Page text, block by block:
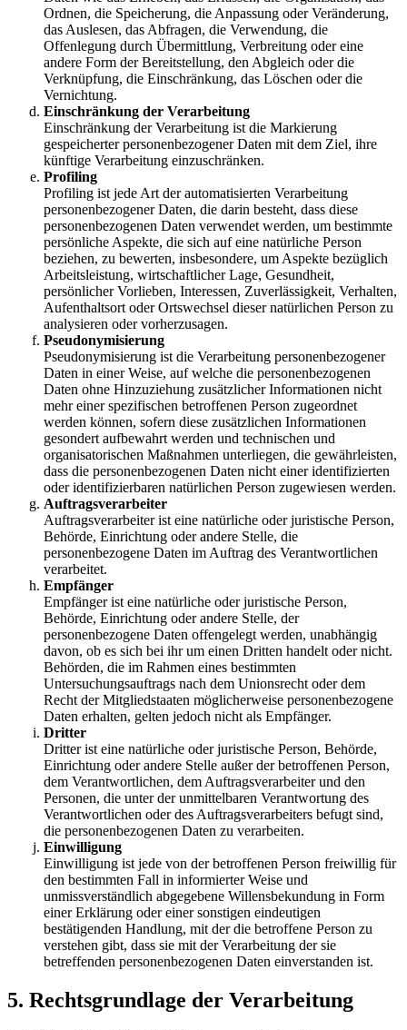
Ordnen, die Speicherung, die Anpassung oder Veränderung,
das Auslesen, das Abfragen, die Verwendung, die
Offenlegung durch Übermittlung, Verbreitung oder eine
andere Form der Bereitstellung, den Abgleich oder die
Verknüpfung, die Einschränkung, das Löschen oder die
Vernichtung.
Einschränkung der Verarbeitung
Einschränkung der Verarbeitung ist die Markierung
gespeicherter personenbezogener Daten mit dem Ziel, ihre
künftige Verarbeitung einzuschränken.
Profiling
Profiling ist jede Art der automatisierten Verarbeitung
personenbezogener Daten, die darin besteht, dass diese
personenbezogenen Daten verwendet werden, um bestimmte
persönliche Aspekte, die sich auf eine natürliche Person
beziehen, zu bewerten, insbesondere, um Aspekte bezüglich
Arbeitsleistung, wirtschaftlicher Lage, Gesundheit,
persönlicher Vorlieben, Interessen, Zuverlässigkeit, Verhalten,
Aufenthaltsort oder Ortswechsel dieser natürlichen Person zu
analysieren oder vorherzusagen.
Pseudonymisierung
Pseudonymisierung ist die Verarbeitung personenbezogener
Daten in einer Weise, auf welche die personenbezogenen
Daten ohne Hinzuziehung zusätzlicher Informationen nicht
mehr einer spezifischen betroffenen Person zugeordnet
werden können, sofern diese zusätzlichen Informationen
gesondert aufbewahrt werden und technischen und
organisatorischen Maßnahmen unterliegen, die gewährleisten,
dass die personenbezogenen Daten nicht einer identifizierten
oder identifizierbaren natürlichen Person zugewiesen werden.
Auftragsverarbeiter
Auftragsverarbeiter ist eine natürliche oder juristische Person,
Behörde, Einrichtung oder andere Stelle, die
personenbezogene Daten im Auftrag des Verantwortlichen
verarbeitet.
Empfänger
Empfänger ist eine natürliche oder juristische Person,
Behörde, Einrichtung oder andere Stelle, der
personenbezogene Daten offengelegt werden, unabhängig
davon, ob es sich bei ihr um einen Dritten handelt oder nicht.
Behörden, die im Rahmen eines bestimmten
Untersuchungsauftrags nach dem Unionsrecht oder dem
Recht der Mitgliedstaaten möglicherweise personenbezogene
Daten erhalten, gelten jedoch nicht als Empfänger.
Dritter
Dritter ist eine natürliche oder juristische Person, Behörde,
Einrichtung oder andere Stelle außer der betroffenen Person,
dem Verantwortlichen, dem Auftragsverarbeiter und den
Personen, die unter der unmittelbaren Verantwortung des
Verantwortlichen oder des Auftragsverarbeiters befugt sind,
die personenbezogenen Daten zu verarbeiten.
Einwilligung
Einwilligung ist jede von der betroffenen Person freiwillig für
den bestimmten Fall in informierter Weise und
unmissverständlich abgegebene Willensbekundung in Form
einer Erklärung oder einer sonstigen eindeutigen
bestätigenden Handlung, mit der die betroffene Person zu
verstehen gibt, dass sie mit der Verarbeitung der sie
betreffenden personenbezogenen Daten einverstanden ist.
5. Rechtsgrundlage der Verarbeitung